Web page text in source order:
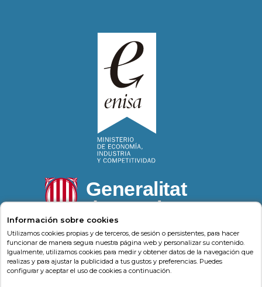
Psonríe Carrer de la Llacuna 162 08018, Barcelona
(Barcelona)-Psonrie.com
Información sobre cookies
Utilizamos cookies propias y de terceros, de sesión o persistentes, para hacer
funcionar de manera segura nuestra página web y personalizar su contenido.
Igualmente, utilizamos cookies para medir y obtener datos de la navegación que
realizas y para ajustar la publicidad a tus gustos y preferencias. Puedes
configurar y aceptar el uso de cookies a continuación.